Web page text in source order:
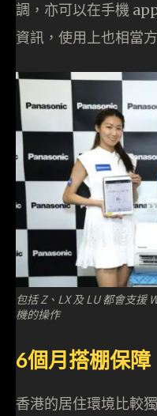
調，亦可以在手機
資訊，使用上也相當
包括 Z、LX 及 LU 都會支援
機的操作
6個月搭棚保障
香港的居住環境比較